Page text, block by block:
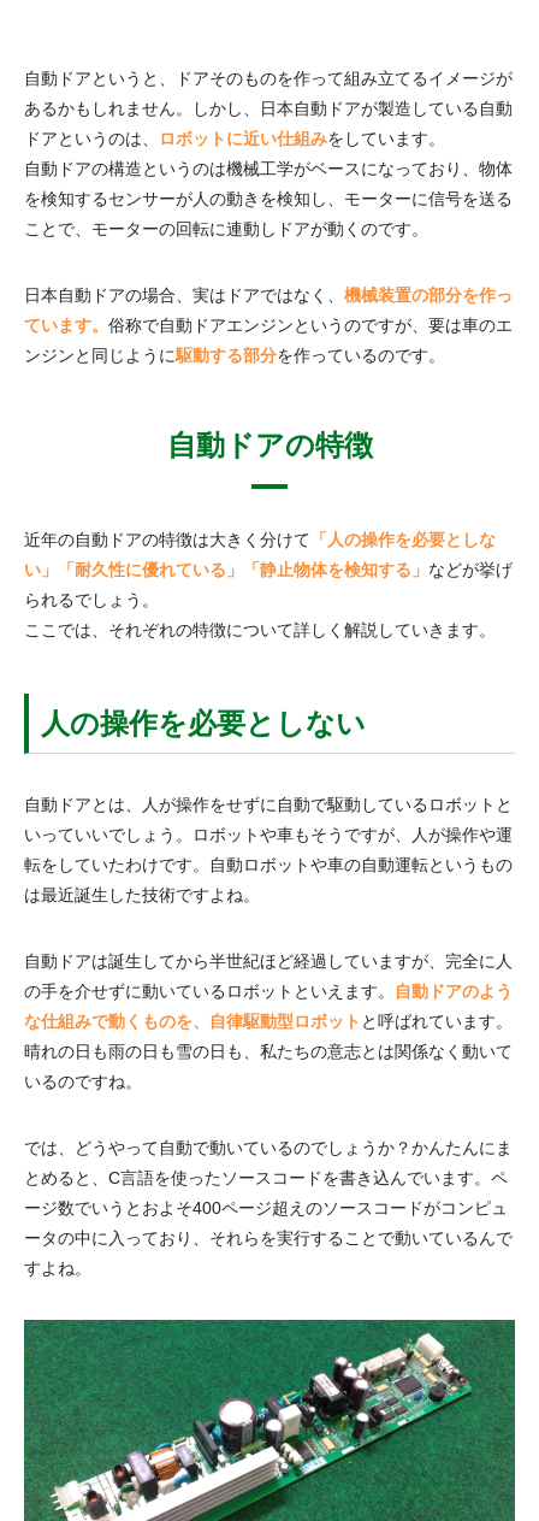
自動ドアというと、ドアそのものを作って組み立てるイメージが
あるかもしれません。しかし、日本自動ドアが製造している自動
ドアというのは、
ロボットに近い仕組みをしています。
自動ドアの構造というのは機械工学がベースになっており、物体
を検知するセンサーが人の動きを検知し、モーターに信号を送る
ことで、モーターの回転に連動しドアが動くのです。
日本自動ドアの場合、実はドアではなく、 機械装置の部分を作っ
ています。 俗称で自動ドアエンジンというのですが、要は車のエ
ンジンと同じように駆動する部分を作っているのです。
自動ドアの特徴
近年の自動ドアの特徴は大きく分けて 「人の操作を必要としな
い」「耐久性に優れている」「静止物体を検知する」 などが挙げ
られるでしょう。
ここでは、それぞれの特徴について詳しく解説していきます。
人の操作を必要としない
自動ドアとは、人が操作をせずに自動で駆動しているロボットと
いっていいでしょう。ロボットや車もそうですが、人が操作や運
転をしていたわけです。自動ロボットや車の自動運転というもの
は最近誕生した技術ですよね。
自動ドアは誕生してから半世紀ほど経過していますが、完全に人
の手を介せずに動いているロボットといえます。
自動ドアのよう
な仕組みで動くものを、自律駆動型ロボット と呼ばれています。
晴れの日も雨の日も雪の日も、私たちの意志とは関係なく動いて
いるのですね。
では、どうやって自動で動いているのでしょうか？かんたんにま
とめると、C言語を使ったソースコードを書き込んでいます。ペ
ージ数でいうとおよそ400ページ超えのソースコードがコンピュ
ータの中に入っており、それらを実行することで動いているんで
すよね。